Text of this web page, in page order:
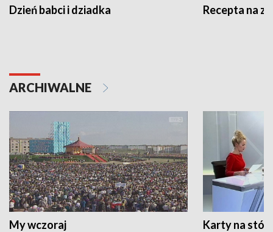
Dzień babci i dziadka Recepta na
ARCHIWALNE
My wczoraj Karty na